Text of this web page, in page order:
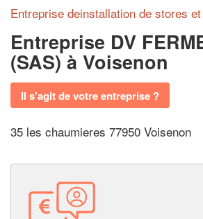
Entreprise deinstallation de stores
Entreprise DV
(SAS)à Voisenon
Il s'agit de votre entreprise ?
35 les chaumieres 77950 Voisenon